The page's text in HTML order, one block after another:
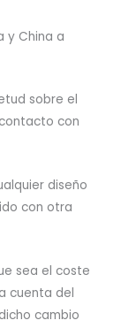
y China a
sobre el
con
diseño
con otra
sea el coste
cuenta del
cambio